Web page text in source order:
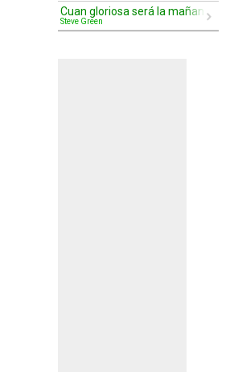
Cuan gloriosa será la mañana
Steve Green